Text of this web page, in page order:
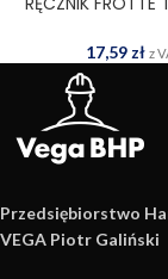
17,59 zł z
Przedsiębiorstwo
VEGA Piotr Galiński